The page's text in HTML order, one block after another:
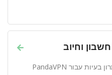
→ וחיוב
מצא תשובות ועזרה בפתרון בעיות עבור PandaVPN